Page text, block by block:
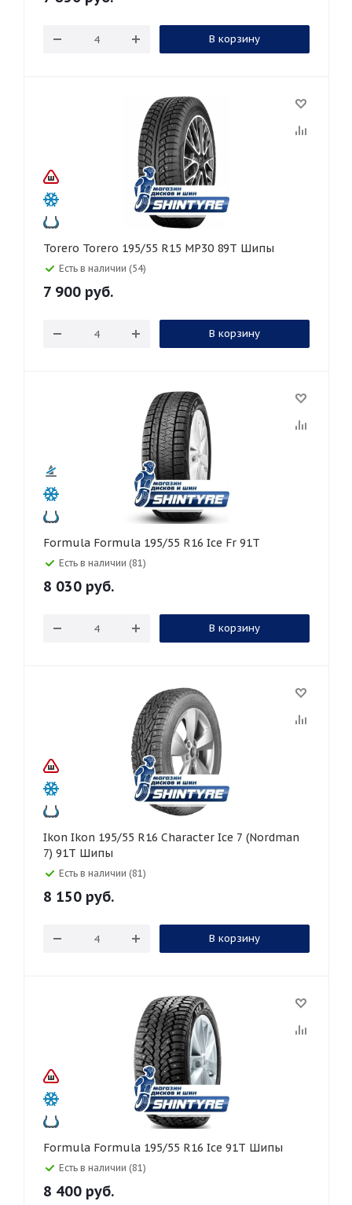
В корзину
Torero Torero 195/55 R15 MP30 89T Шипы
Есть в наличии (54)
7 900 руб.
В корзину
Formula Formula 195/55 R16 Ice Fr 91T
Есть в наличии (81)
8 030 руб.
В корзину
Ikon Ikon 195/55 R16 Character Ice 7 (Nordman
7) 91T Шипы
Есть в наличии (81)
8 150 руб.
В корзину
Formula Formula 195/55 R16 Ice 91T Шипы
Есть в наличии (81)
8 400 руб.